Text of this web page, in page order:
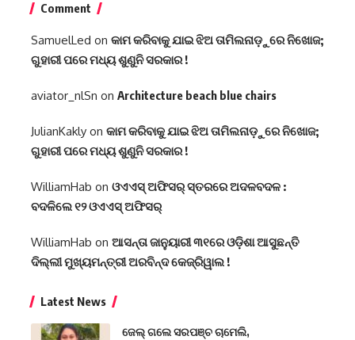
Comment
SamuelLed on କାମ କରିବାକୁ ଯାଇ ଝିଅ ତାମିଲନାଡ଼ୁରେ ନିଖୋଜ;
ଗୁହାରୀ ପରେ ମଧ୍ୟ ଶୁଣୁନି ସରକାର !
aviator_nlSn on Architecture beach blue chairs
JulianKakly on କାମ କରିବାକୁ ଯାଇ ଝିଅ ତାମିଲନାଡ଼ୁରେ ନିଖୋଜ;
ଗୁହାରୀ ପରେ ମଧ୍ୟ ଶୁଣୁନି ସରକାର !
WilliamHab on ଓଏଏସ୍‌ ଅଫିସର୍‌ ସ୍ତରରେ ଅଦଳବଦଳ :
ବଦଳିଲେ ୧୨ ଓଏଏସ୍‌ ଅଫିସର୍‌
WilliamHab on ଆସନ୍ତା ଜାନୁୟାରୀ ୩୧ରେ ଓଡ଼ିଶା ଆସୁଛନ୍ତି
ଦିଲ୍ଲୀ ମୁଖ୍ୟମନ୍ତ୍ରୀ ଅରବିନ୍ଦ କେଜ୍ରିୱାଲ !
Latest News
ଜେଲ୍ ଗଲେ ସରପଞ୍ଚ ଚାମେଲି,